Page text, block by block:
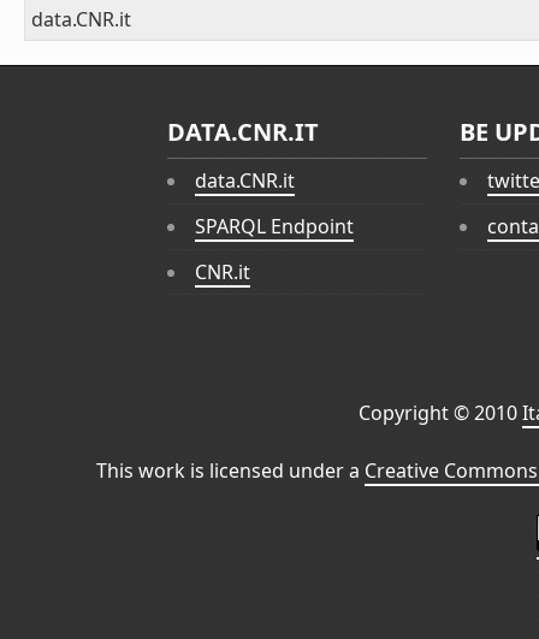
data.CNR.it
DATA.CNR.IT
data.CNR.it
SPARQL Endpoint
CNR.it
BE
Copyright © 2010
This work is licensed under a Creative